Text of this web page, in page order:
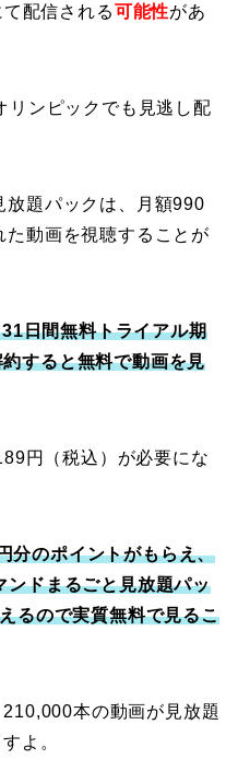
配信される可能性があ
リンピックでも見逃し配
放題パックは、月額990
動画を視聴することが
日間無料トライアル期
すると無料で動画を見
円（税込）が必要にな
分のポイントがもらえ、
ドまるごと見放題パッ
るので実質無料で見るこ
本の動画が見放題
よ。